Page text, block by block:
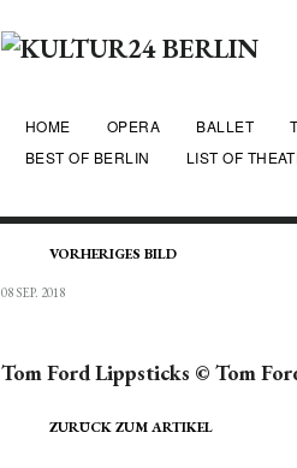
HOME OPERA BALLET
BEST OF BERLIN
LIST OF
VORHERIGES BILD
08 SEP. 2018
Tom Ford Lippsticks © Tom
ZURÜCK ZUM ARTIKEL